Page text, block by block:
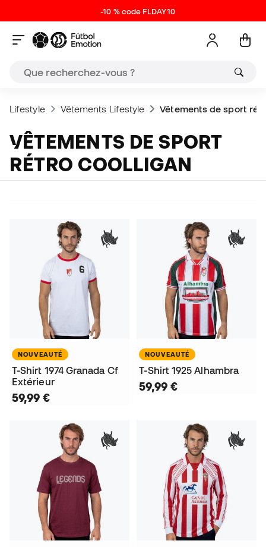
-10 % code FLDAY10
Lifestyle Vêtements Lifestyle Vêtements de sport
VÊTEMENTS DE SPORT
RÉTRO COOLLIGAN
NOUVEAUTÉ
T-Shirt 1974 Granada Cf
Extérieur
59,99 €
NOUVEAUTÉ
T-Shirt 1925 Alhambra
59,99 €